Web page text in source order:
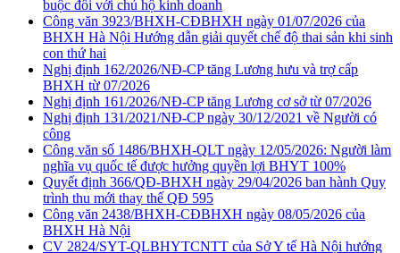
buộc đối với chủ hộ kinh doanh
Công văn 3923/BHXH-CĐBHXH ngày 01/07/2026 của
BHXH Hà Nội Hướng dẫn giải quyết chế độ thai sản khi sinh
con thứ hai
Nghị định 162/2026/NĐ-CP tăng Lương hưu và trợ cấp
BHXH từ 07/2026
Nghị định 161/2026/NĐ-CP tăng Lương cơ sở từ 07/2026
Nghị định 131/2021/NĐ-CP ngày 30/12/2021 về Người có
công
Công văn số 1486/BHXH-QLT ngày 12/05/2026: Người làm
nghĩa vụ quốc tế được hưởng quyền lợi BHYT 100%
Quyết định 366/QĐ-BHXH ngày 29/04/2026 ban hành Quy
trình thu mới thay thế QĐ 595
Công văn 2438/BHXH-CĐBHXH ngày 08/05/2026 của
BHXH Hà Nội
CV 2824/SYT-QLBHYTCNTT của Sở Y tế Hà Nội hướng